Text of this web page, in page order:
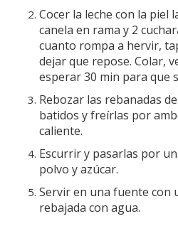
Cocer la leche con la piel
canela en rama y 2
cuanto rompa a hervir,
dejar que repose. Colar,
esperar 30 min para que
Rebozar las rebanadas
batidos y freírlas por
caliente.
Escurrir y pasarlas por
polvo y azúcar.
Servir en una fuente con
rebajada con agua.